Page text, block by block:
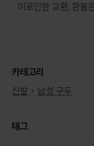
이로인한 교환, 환불
카테고리
신발
남성 구두
태그